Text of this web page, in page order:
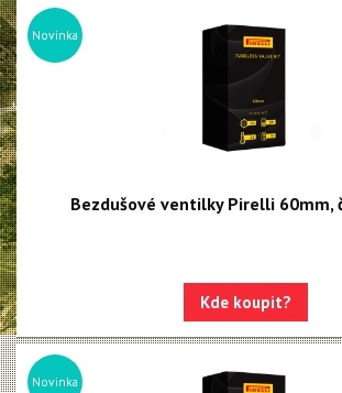
Novinka
Bezdušové ventilky Pirelli 60mm,
Kde koupit?
Novinka